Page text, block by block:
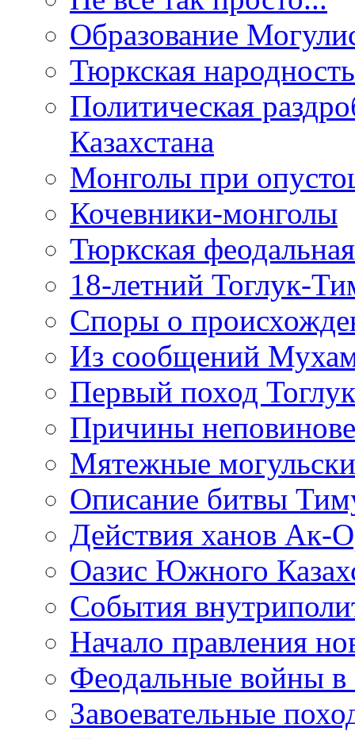
Образование
Тюркская народность
Политическая
Казахстана
Монголы при
Кочевники-монголы
Тюркская
18-летний Тоглук-
Споры о
Из сообщений
Первый поход
Причины
Мятежные
Описание битвы
Действия ханов Ак-
Оазис Южного
События
Начало правления
Феодальные войны в
Завоевательные